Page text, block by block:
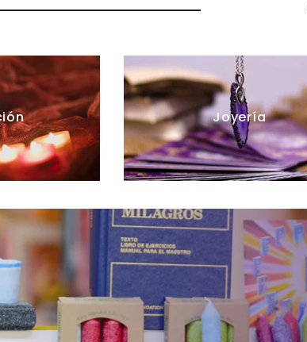
Joyería